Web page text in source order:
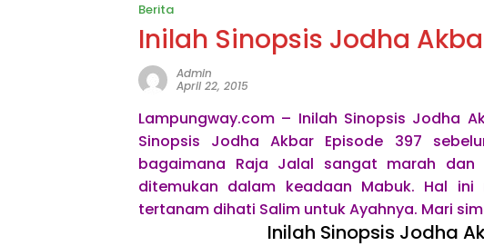
Berita
Inilah Sinopsis Jodha
Admin
April 22, 2015
Lampungway.com – Inilah Sinopsis Jodha
Sinopsis Jodha Akbar Episode 397
bagaimana Raja Jalal sangat marah dan
ditemukan dalam keadaan Mabuk. Hal
tertanam dihati Salim untuk Ayahnya. Mari
Inilah Sinopsis Jodha